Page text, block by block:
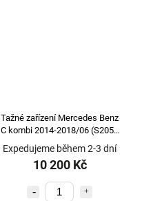
Tažné zařízení Mercedes Benz
C kombi 2014-2018/06 (S205),
vertikální, GDW
Expedujeme během 2-3 dní
10 200 Kč